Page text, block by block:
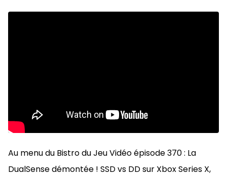
Au menu du Bistro du Jeu Vidéo épisode 370 : La
DualSense démontée ! SSD vs DD sur Xbox Series X,